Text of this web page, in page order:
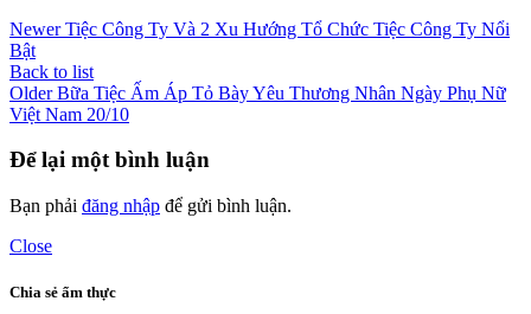
Newer Tiệc Công Ty Và 2 Xu Hướng Tổ Chức Tiệc Công Ty Nổi
Bật
Back to list
Older Bữa Tiệc Ấm Áp Tỏ Bày Yêu Thương Nhân Ngày Phụ Nữ
Việt Nam 20/10
Để lại một bình luận
Bạn phải đăng nhập để gửi bình luận.
Close
Chia sẻ ẩm thực